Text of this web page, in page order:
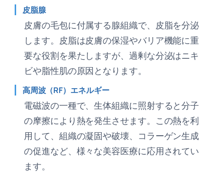
皮脂腺
皮膚の毛包に付属する腺組織で、皮脂を分泌
します。皮脂は皮膚の保湿やバリア機能に重
要な役割を果たしますが、過剰な分泌はニキ
ビや脂性肌の原因となります。
高周波（RF）エネルギー
電磁波の一種で、生体組織に照射すると分子
の摩擦により熱を発生させます。この熱を利
用して、組織の凝固や破壊、コラーゲン生成
の促進など、様々な美容医療に応用されてい
ます。